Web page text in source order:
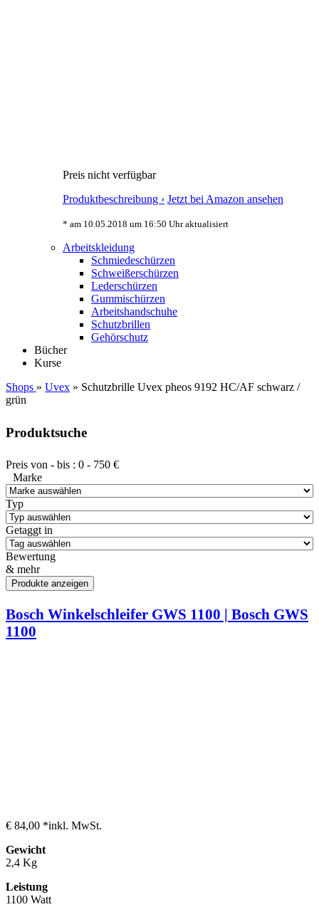
Preis nicht verfügbar
Produktbeschreibung › Jetzt bei Amazon ansehen
* am 10.05.2018 um 16:50 Uhr aktualisiert
Arbeitskleidung
Schmiedeschürzen
Schweißerschürzen
Lederschürzen
Gummischürzen
Arbeitshandschuhe
Schutzbrillen
Gehörschutz
Bücher
Kurse
Shops » Uvex » Schutzbrille Uvex pheos 9192 HC/AF schwarz /
grün
Produktsuche
Preis von - bis : 0 - 750 €
Marke
Typ
Getaggt in
Bewertung
& mehr
Bosch Winkelschleifer GWS 1100 | Bosch GWS
1100
€ 84,00 *inkl. MwSt.
Gewicht
2,4 Kg
Leistung
1100 Watt